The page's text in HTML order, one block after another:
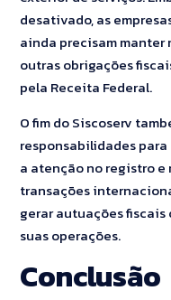
desativado, as
ainda precisam manter
outras obrigações
pela Receita Federal.
O fim do Siscoserv
responsabilidades para
a atenção no registro
transações
gerar autuações
suas operações.
Conclusão